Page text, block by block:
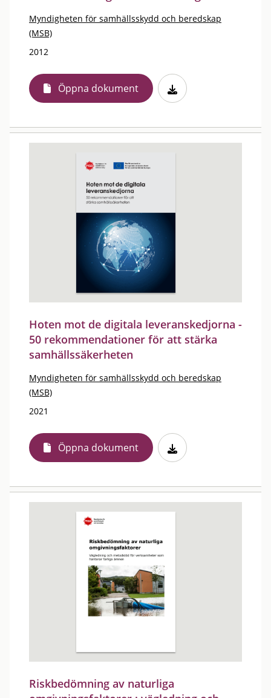
Myndigheten för samhällsskydd och beredskap
(MSB)
2012
Öppna dokument
Hoten mot de digitala leveranskedjorna -
50 rekommendationer för att stärka
samhällssäkerheten
Myndigheten för samhällsskydd och beredskap
(MSB)
2021
Öppna dokument
Riskbedömning av naturliga